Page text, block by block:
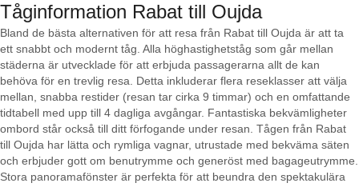
Tåginformation Rabat till Oujda
Bland de bästa alternativen för att resa från Rabat till Oujda är att ta
ett snabbt och modernt tåg. Alla höghastighetståg som går mellan
städerna är utvecklade för att erbjuda passagerarna allt de kan
behöva för en trevlig resa. Detta inkluderar flera reseklasser att välja
mellan, snabba restider (resan tar cirka 9 timmar) och en omfattande
tidtabell med upp till 4 dagliga avgångar. Fantastiska bekvämligheter
ombord står också till ditt förfogande under resan. Tågen från Rabat
till Oujda har lätta och rymliga vagnar, utrustade med bekväma säten
och erbjuder gott om benutrymme och generöst med bagageutrymme.
Stora panoramafönster är perfekta för att beundra den spektakulära